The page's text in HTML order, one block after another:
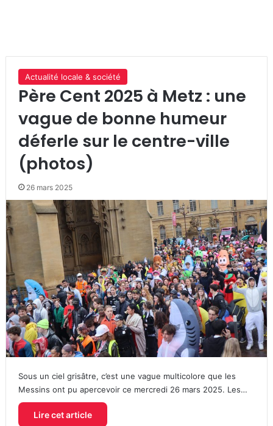
Actualité locale & société
Père Cent 2025 à Metz : une
vague de bonne humeur
déferle sur le centre-ville
(photos)
26 mars 2025
Sous un ciel grisâtre, c’est une vague multicolore que les
Messins ont pu apercevoir ce mercredi 26 mars 2025. Les…
Lire cet article